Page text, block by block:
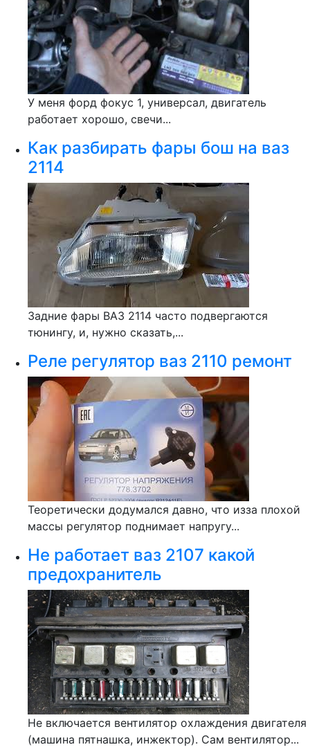
У меня форд фокус 1, универсал, двигатель
работает хорошо, свечи...
Как разбирать фары бош на ваз
2114
Задние фары ВАЗ 2114 часто подвергаются
тюнингу, и, нужно сказать,...
Реле регулятор ваз 2110 ремонт
Теоретически додумался давно, что изза плохой
массы регулятор поднимает напругу...
Не работает ваз 2107 какой
предохранитель
Не включается вентилятор охлаждения двигателя
(машина пятнашка, инжектор). Сам вентилятор...